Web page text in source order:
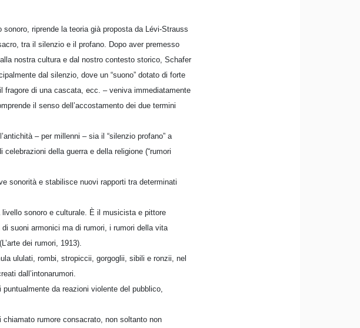
riprende la teoria già proposta da Lévi-Strauss
tra il silenzio e il profano. Dopo aver premesso
nostra cultura e dal nostro contesto storico, Schafer
dal silenzio, dove un “suono” dotato di forte
fragore di una cascata, ecc. – veniva immediatamente
il senso dell’accostamento dei due termini
– per millenni – sia il “silenzio profano” a
della guerra e della religione (“rumori
sonorità e stabilisce nuovi rapporti tra determinati
sonoro e culturale. È il musicista e pittore
suoni armonici ma di rumori, i rumori della vita
dei rumori, 1913).
ululati, rombi, stropiccii, gorgoglii, sibili e ronzii, nel
dall’intonarumori.
da reazioni violente del pubblico,
rumore consacrato, non soltanto non